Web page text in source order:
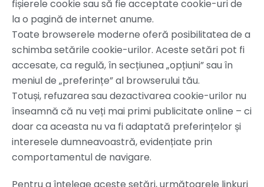
fișierele cookie sau să fie acceptate cookie-uri de
la o pagină de internet anume.
Toate browserele moderne oferă posibilitatea de a
schimba setările cookie-urilor. Aceste setări pot fi
accesate, ca regulă, în secțiunea „opțiuni” sau în
meniul de „preferințe” al browserului tău.
Totuși, refuzarea sau dezactivarea cookie-urilor nu
înseamnă că nu veți mai primi publicitate online – ci
doar ca aceasta nu va fi adaptată preferințelor și
interesele dumneavoastră, evidențiate prin
comportamentul de navigare.